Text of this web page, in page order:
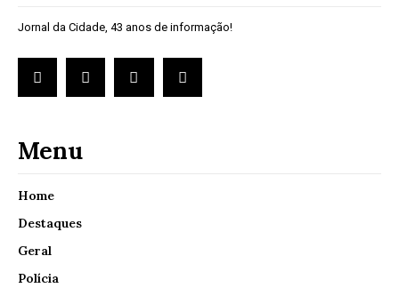
Jornal da Cidade, 43 anos de informação!
Menu
Home
Destaques
Geral
Polícia